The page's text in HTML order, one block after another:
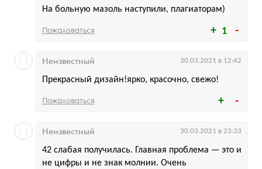
1
На больную мазоль наступили, плагиаторам)
Пожаловаться
Прекрасный дизайн!ярко, красочно, свежо!
Неизвестный 30.03.2021 в 12:42
Пожаловаться
42 слабая получилась. Главная проблема — это и
не цифры и не знак молнии. Очень
Неизвестный 30.03.2021 в 23:33